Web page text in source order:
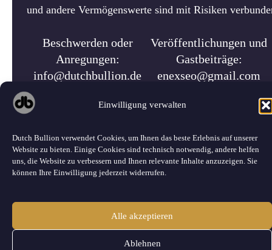
Einwilligung verwalten
Dutch Bullion verwendet Cookies, um Ihnen das beste Erlebnis auf unserer
Website zu bieten. Einige Cookies sind technisch notwendig, andere helfen
uns, die Website zu verbessern und Ihnen relevante Inhalte anzuzeigen. Sie
können Ihre Einwilligung jederzeit widerrufen.
Alle akzeptieren
Ablehnen
und andere Vermögenswerte sind mit Risiken
Beschwerden oder
Anregungen:
info@dutchbullion.de
Veröffentlichungen und
Gastbeiträge:
enexseo@gmail.com